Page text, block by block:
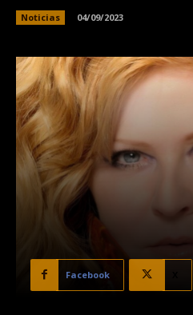
Noticias 04/09/2023
Facebook